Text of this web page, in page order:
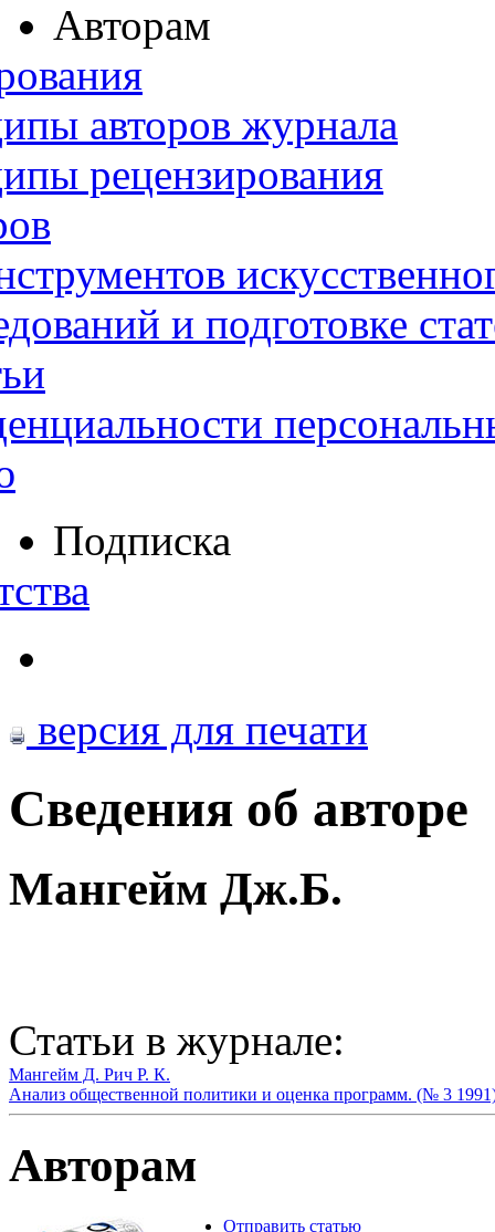
Авторам
авторов журнала
рецензирования
и подготовке
Подписка
версия для печати
Сведения об авторе
Мангейм Дж.Б.
Статьи в журнале:
Мангейм Д. Рич Р. К.
Анализ общественной политики и оценка программ. (№ 3
Авторам
Отправить статью